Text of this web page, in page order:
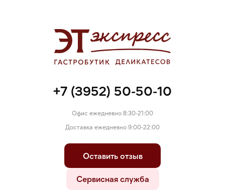
+7 (3952) 50-50-10
Офис ежедневно 8:30-21:00
Доставка ежедневно 9:00-22:00
Оставить отзыв
Сервисная служба